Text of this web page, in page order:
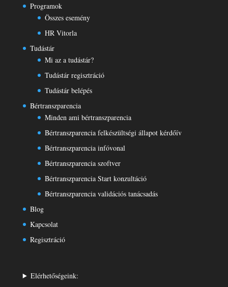
Programok
Összes esemény
HR Vitorla
Tudástár
Mi az a tudástár?
Tudástár regisztráció
Tudástár belépés
Bértranszparencia
Minden ami bértranszparencia
Bértranszparencia felkészültségi állapot kérdőív
Bértranszparencia infóvonal
Bértranszparencia szoftver
Bértranszparencia Start konzultáció
Bértranszparencia validációs tanácsadás
Blog
Kapcsolat
Regisztráció
Elérhetőségeink: